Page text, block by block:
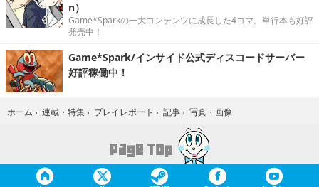
n）
Game*Sparkの一大コンテンツに成長した4コマ。単行本も好評
発売中！
Game*Spark/インサイド公式ディスコードサーバー
好評稼働中！
ホーム › 連載・特集 › プレイレポート › 記事 › 写真・画像